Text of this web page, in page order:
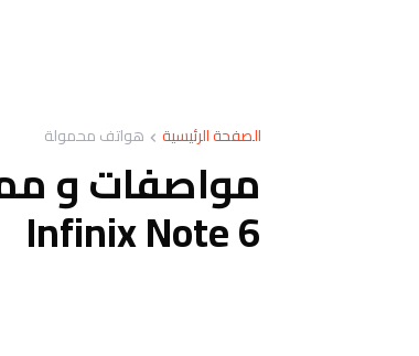
الصفحة الرئيسية هواتف محمولة
مواصفات و
Infinix Note 6